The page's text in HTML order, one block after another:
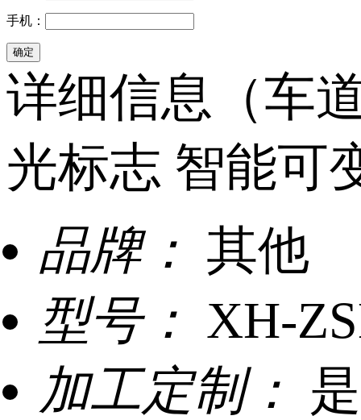
手机：
详细信息（车
光标志 智能可
品牌： 其他
型号： XH-
加工定制： 是